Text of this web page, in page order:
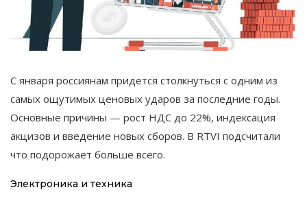
С января россиянам придется столкнуться с одним из
самых ощутимых ценовых ударов за последние годы.
Основные причины — рост НДС до 22%, индексация
акцизов и введение новых сборов. В RTVI подсчитали
что подорожает больше всего.
Электроника и техника